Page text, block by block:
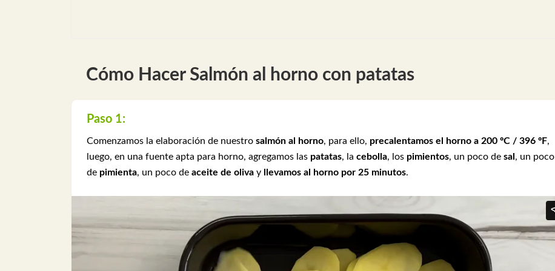
Cómo Hacer Salmón al horno con patatas
Paso 1:
Comenzamos la elaboración de nuestro salmón al horno, para ello, precalentamos el horno a 200 ºC / 396 ºF,
luego, en una fuente apta para horno, agregamos las patatas, la cebolla, los pimientos, un poco de sal , un poco
de pimienta, un poco de aceite de oliva y llevamos al horno por 25 minutos.